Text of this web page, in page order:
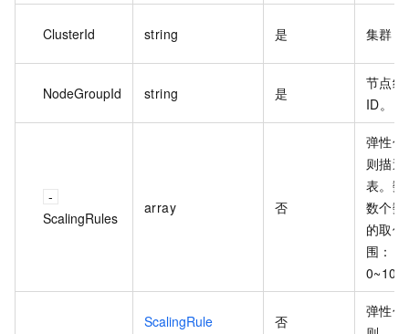
ClusterId string 是 集群
NodeGroupId string 是
节点组
ID。
ScalingRules
array 否
弹性伸
则描述
表。数
数个数
的取值
围：
0~100
ScalingRule 否
弹性伸